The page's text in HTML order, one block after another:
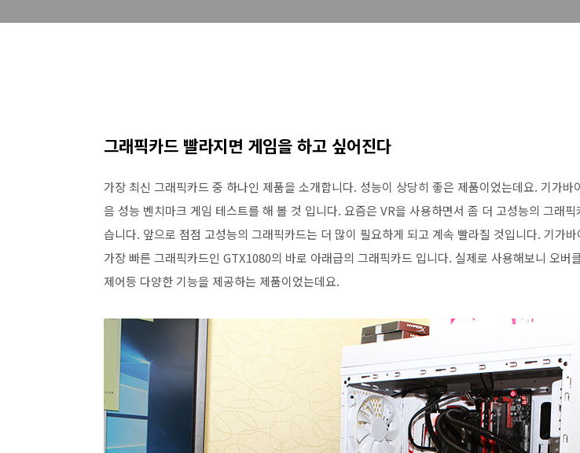
그래픽카드 빨라지면 게임을 하고 싶어진다
가장 최신 그래픽카드 중 하나인 제품을 소개합니다. 성능이 상당히 좋은 제품이었는데요. 기가바
음 성능 벤치마크 게임 테스트를 해 볼 것 입니다. 요즘은 VR을 사용하면서 좀 더 고성능의 그래픽
습니다. 앞으로 점점 고성능의 그래픽카드는 더 많이 필요하게 되고 계속 빨라질 것입니다. 기가
가장 빠른 그래픽카드인 GTX1080의 바로 아래급의 그래픽카드 입니다. 실제로 사용해보니 오버
제어등 다양한 기능을 제공하는 제품이었는데요.